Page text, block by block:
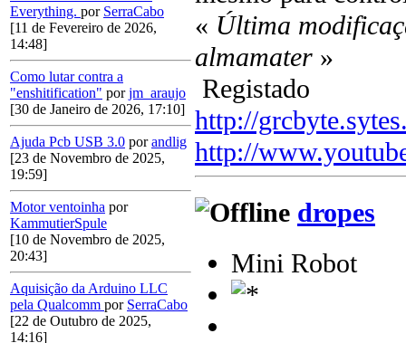
Everything. por SerraCabo
[11 de Fevereiro de 2026,
14:48]
Como lutar contra a
"enshitification" porjm_araujo
[30 de Janeiro de 2026, 17:10]
Ajuda Pcb USB 3.0 porandlig
[23 de Novembro de 2025,
19:59]
Motor ventoinha por
KammutierSpule
[10 de Novembro de 2025,
20:43]
Aquisição da Arduino LLC
pela Qualcomm por SerraCabo
[22 de Outubro de 2025,
14:16]
« Última
almamater »
Registado
http://
http://
dropes
Mini Robot